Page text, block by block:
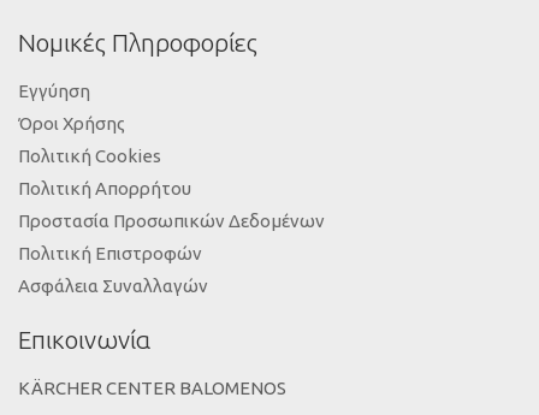
Νομικές Πληροφορίες
Εγγύηση
Όροι Χρήσης
Πολιτική Cookies
Πολιτική Απορρήτου
Προστασία Προσωπικών Δεδομένων
Πολιτική Επιστροφών
Ασφάλεια Συναλλαγών
Επικοινωνία
KÄRCHER CENTER BALOMENOS